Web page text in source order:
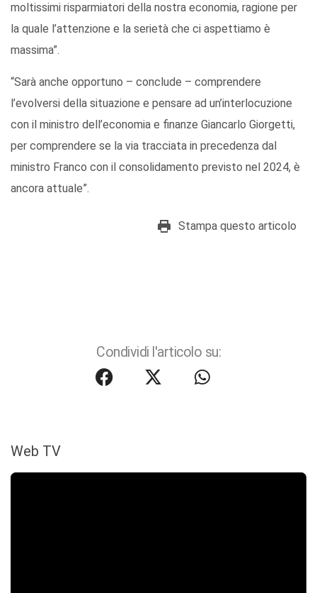
moltissimi risparmiatori della nostra economia, ragione per
la quale l’attenzione e la serietà che ci aspettiamo è
massima”.
“Sarà anche opportuno – conclude – comprendere
l’evolversi della situazione e pensare ad un’interlocuzione
con il ministro dell’economia e finanze Giancarlo Giorgetti,
per comprendere se la via tracciata in precedenza dal
ministro Franco con il consolidamento previsto nel 2024, è
ancora attuale”.
Stampa questo articolo
Condividi l'articolo su:
Web TV